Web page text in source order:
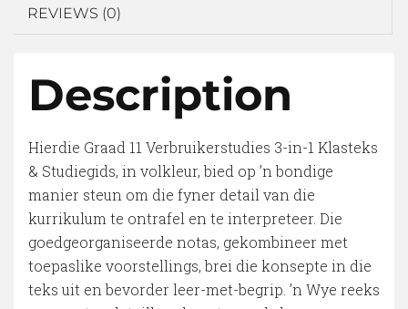
REVIEWS (0)
Description
Hierdie Graad 11 Verbruikerstudies 3-in-1 Klasteks
& Studiegids, in volkleur, bied op ’n bondige
manier steun om die fyner detail van die
kurrikulum te ontrafel en te interpreteer. Die
goedgeorganiseerde notas, gekombineer met
toepaslike voorstellings, brei die konsepte in die
teks uit en bevorder leer-met-begrip. ’n Wye reeks